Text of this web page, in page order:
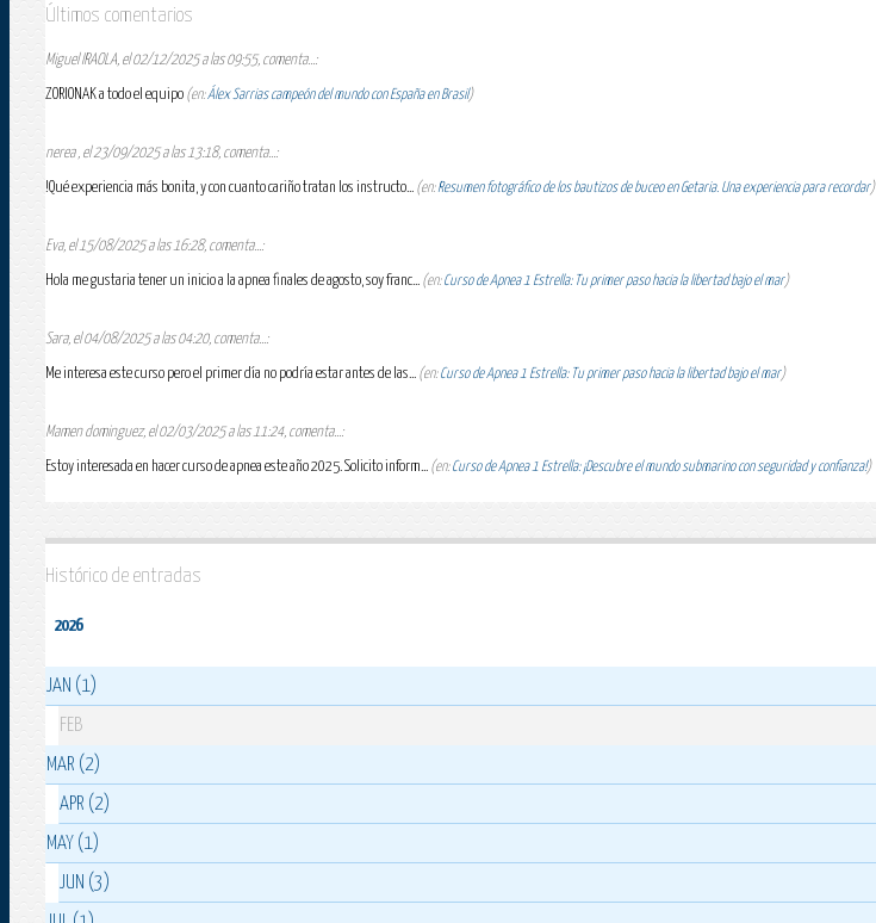
Últimos comentarios
Miguel IRAOLA, el 02/12/2025 a las 09:55, comenta...:
ZORIONAK a todo el equipo (en:Álex Sarrias campeón del mundo con España en Brasil)
nerea , el 23/09/2025 a las 13:18, comenta...:
!Qué experiencia más bonita, y con cuanto cariño tratan los instructo... (en:Resumen fotográfico de los bautizos de buceo en Getaria. Una experiencia para recordar)
Eva, el 15/08/2025 a las 16:28, comenta...:
Hola me gustaria tener un inicio a la apnea finales de agosto, soy franc... (en:Curso de Apnea 1 Estrella: Tu primer paso hacia la libertad bajo el mar)
Sara, el 04/08/2025 a las 04:20, comenta...:
Me interesa este curso pero el primer día no podría estar antes de las... (en:Curso de Apnea 1 Estrella: Tu primer paso hacia la libertad bajo el mar)
Mamen dominguez, el 02/03/2025 a las 11:24, comenta...:
Estoy interesada en hacer curso de apnea este año 2025. Solicito inform... (en:Curso de Apnea 1 Estrella: ¡Descubre el mundo submarino con seguridad y confianza!)
Histórico de entradas
2026
JAN (1)
FEB
MAR (2)
APR (2)
MAY (1)
JUN (3)